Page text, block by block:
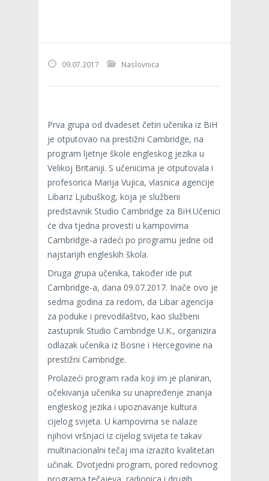
09.07.2017 Naslovnica
Prva grupa od dvadeset četiri učenika iz BiH
je otputovao na prestižni Cambridge, na
program ljetnje škole engleskog jezika u
Velikoj Britaniji. S učenicima je otputovala i
profesorica Marija Vujica, vlasnica agencije
Libariz Ljubuškog, koja je službeni
predstavnik Studio Cambridge za BiH.Učenici
će dva tjedna provesti u kampovima
Cambridge-a radeći po programu jedne od
najstarijih engleskih škola.
Druga grupa učenika, također ide put
Cambridge-a, dana 09.07.2017. Inače ovo je
sedma godina za redom, da Libar agencija
za poduke i prevodilaštvo, kao službeni
zastupnik Studio Cambridge U.K., organizira
odlazak učenika iz Bosne i Hercegovine na
prestižni Cambridge.
Prolazeći program rada koji im je planiran,
očekivanja učenika su unapređenje znanja
engleskog jezika i upoznavanje kultura
cijelog svijeta. U kampovima se nalaze
njihovi vršnjaci iz cijelog svijeta te takav
multinacionalni tečaj ima izrazito kvalitetan
učinak. Dvotjedni program, pored redovnog